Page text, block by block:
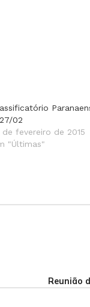
02
de fevereiro de 2015
"Últimas"
Reunião